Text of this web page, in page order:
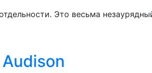
Это весьма